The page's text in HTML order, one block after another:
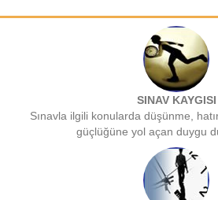
SINAV KAYGISI
Sınavla ilgili konularda düşünme,
güçlüğüne yol açan duygu